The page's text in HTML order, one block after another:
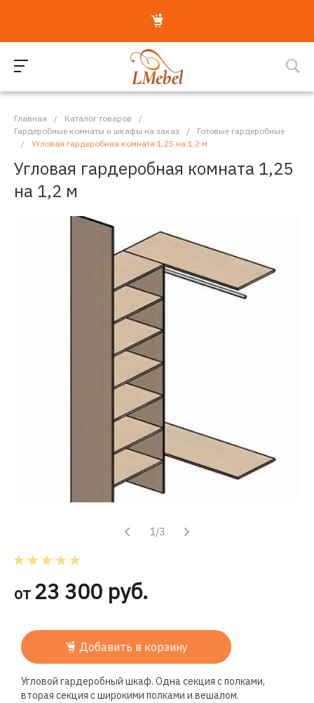
Главная / Каталог товаров
/
Гардеробные комнаты и шкафы на заказ
/
Готовые гардеробные
/
Угловая гардеробная комната 1,25 на 1,2 м
Угловая гардеробная комната 1,25
на 1,2 м
1/3
от 23 300 руб.
Добавить в корзину
Угловой гардеробный шкаф. Одна секция с полками,
вторая секция с широкими полками и вешалом.